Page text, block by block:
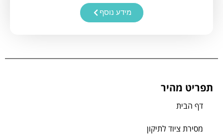
מידע נוסף
תפריט מהיר
דף הבית
מסירת ציוד לתיקון